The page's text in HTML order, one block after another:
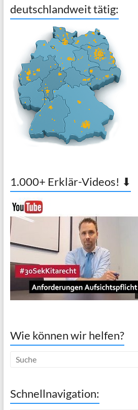
deutschlandweit tätig:
1.000+ Erklär-Videos! ⬇
Wie können wir helfen?
Schnellnavigation: